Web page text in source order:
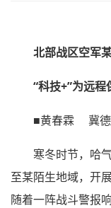
北部战区空军
“科技+”为远程
■黄春霖 冀德
寒冬时节，哈
至某陌生地域，开
随着一阵战斗警报